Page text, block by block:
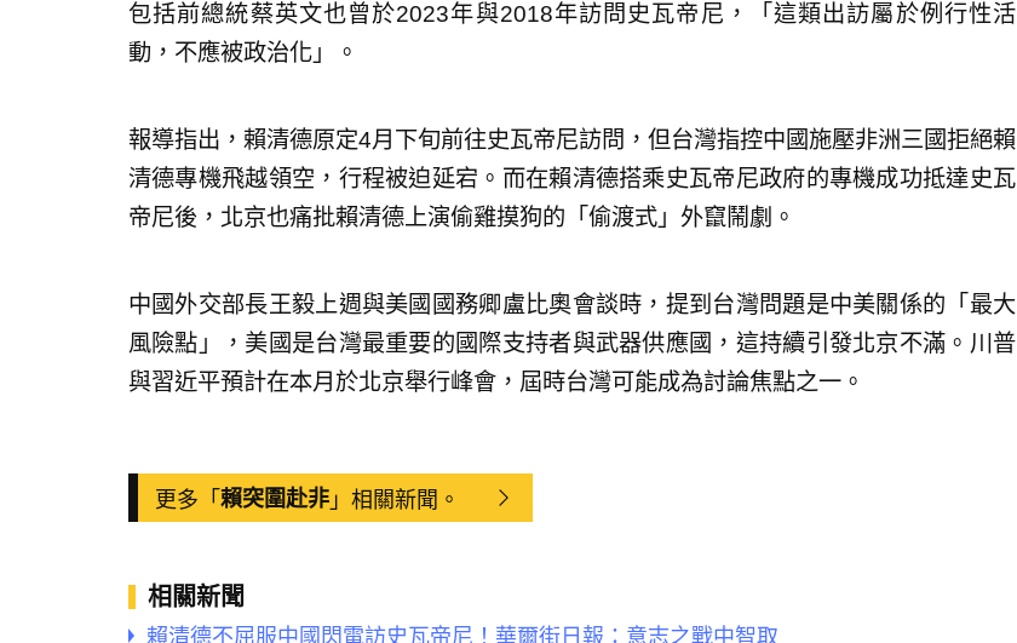
包括前總統蔡英文也曾於2023年與2018年訪問史瓦帝尼，「這類出訪屬於例行性活
動，不應被政治化」。
報導指出，賴清德原定4月下旬前往史瓦帝尼訪問，但台灣指控中國施壓非洲三國拒絕賴
清德專機飛越領空，行程被迫延宕。而在賴清德搭乘史瓦帝尼政府的專機成功抵達史瓦
帝尼後，北京也痛批賴清德上演偷雞摸狗的「偷渡式」外竄鬧劇。
中國外交部長王毅上週與美國國務卿盧比奧會談時，提到台灣問題是中美關係的「最大
風險點」，美國是台灣最重要的國際支持者與武器供應國，這持續引發北京不滿。川普
與習近平預計在本月於北京舉行峰會，屆時台灣可能成為討論焦點之一。
更多「賴突圍赴非」相關新聞。
相關新聞
賴清德不屈服中國閃電訪史瓦帝尼！華爾街日報：意志之戰中智取